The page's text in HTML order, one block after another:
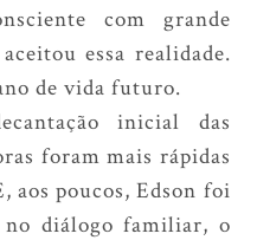
com grande
essa realidade.
de vida futuro.
inicial das
foram mais rápidas
aos poucos, Edson foi
no diálogo familiar, o